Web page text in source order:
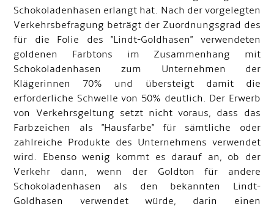
Schokoladenhasen erlangt hat. Nach der vorgelegten
Verkehrsbefragung beträgt der Zuordnungsgrad des
für die Folie des "Lindt-Goldhasen" verwendeten
goldenen Farbtons im Zusammenhang mit
Schokoladenhasen zum Unternehmen der
Klägerinnen 70% und übersteigt damit die
erforderliche Schwelle von 50% deutlich. Der Erwerb
von Verkehrsgeltung setzt nicht voraus, dass das
Farbzeichen als "Hausfarbe" für sämtliche oder
zahlreiche Produkte des Unternehmens verwendet
wird. Ebenso wenig kommt es darauf an, ob der
Verkehr dann, wenn der Goldton für andere
Schokoladenhasen als den bekannten Lindt-
Goldhasen verwendet würde, darin einen